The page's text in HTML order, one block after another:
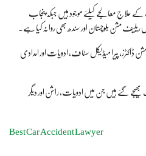
علاج معالجے کیلئے موجود ہیں جبکہ پنجاب
مشن بلوچستان اور سندھ بھی روانہ کیا ہے۔
ڈاکٹرز، پیرا میڈیکل سٹاف، ادویات اور امدادی
مزید کہا کہ سیلاب زدگان کیلئے 9 ٹرک بھیجے گئے ہیں جن میں ادویات، راشن اور دیگر
Best Car Accident Lawyer